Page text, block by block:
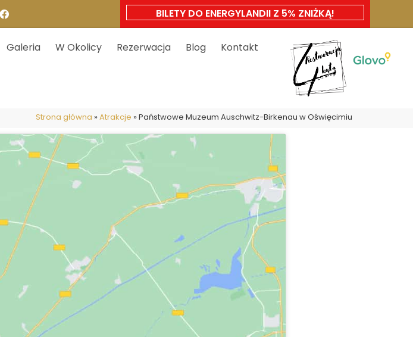
BILETY DO ENERGYLANDII Z 5% ZNIŻKĄ!
Galeria W Okolicy Rezerwacja Blog Kontakt
Strona główna »Atrakcje »Państwowe Muzeum Auschwitz-Birkenau w Oświęcimiu